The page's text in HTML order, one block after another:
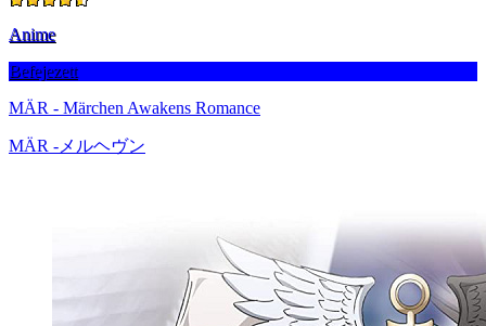
Anime
Befejezett
MÄR - Märchen Awakens Romance
MÄR -メルヘヴン